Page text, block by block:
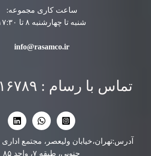
ساعت کاری مجموعه:
شنبه تا چهارشنبه ۸ تا ۱۷:۳۰
info@rasamco.ir
تماس با رسام : ۰۲۱۸۸۹۱۶۷۸۹
آدرس:تهران،خیابان ولیعصر، مجتمع
جنوبی، طبقه ۷، واحد ۸۵